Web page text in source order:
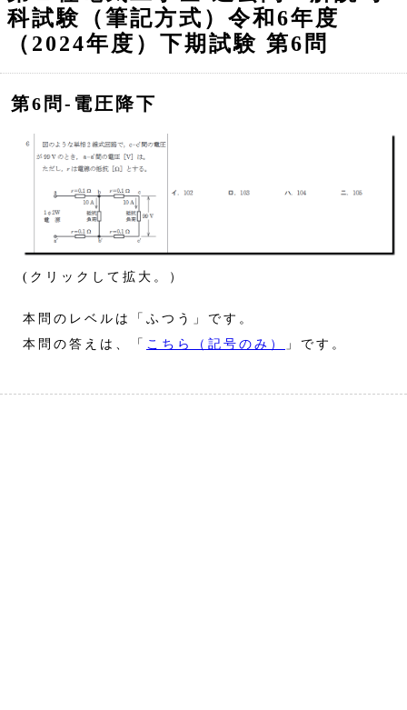
科試験（筆記方式）令和6年度
（2024年度）下期試験 第6問
第6問‐電圧降下
(クリックして拡大。）
本問のレベルは「ふつう」です。
本問の答えは、「 こちら（記号のみ） 」です。